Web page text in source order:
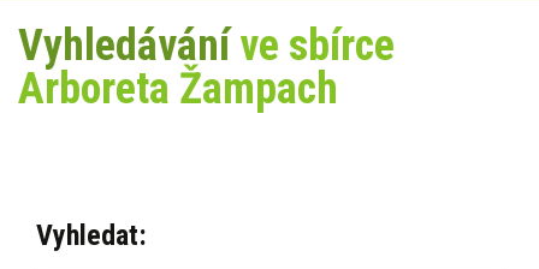
Vyhledáváníve sbírce
Arboreta Žampach
Vyhledat: